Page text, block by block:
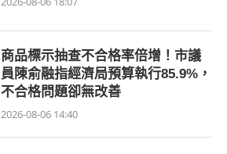
商品標示抽查不合格率倍增！市議
員陳俞融指經濟局預算執行85.9%，
不合格問題卻無改善
2026-08-06 14:40